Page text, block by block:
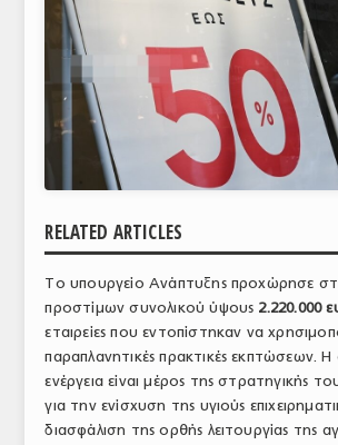
ΚΟΣΜΟΣ
ΕΙΔΗΣΕΙΣ
ΕΥΡΩΠΑΪΚΕΣ ΑΠΟΦΑΣΕΙΣ
ΕΜΠΟΡΙΚΟΣ ΚΑΤΑΛΟΓΟΣ
ΠΑΡΑΓΩΓΗ & ΕΜΠΟΡΙΑ
ΣΦΑΓΕΙΑ
ΠΡΩΤΕΣ ΥΛΕΣ
RELATED ARTICLES
Το υπουργείο Ανάπτυξης προχώρησε
προστίμων συνολικού ύψους 2.220.000
εταιρείες που εντοπίστηκαν να
παραπλανητικές πρακτικές εκπτώσεων. Η
ενέργεια είναι μέρος της στρατηγικής
για την ενίσχυση της υγιούς
διασφάλιση της ορθής λειτουργίας της